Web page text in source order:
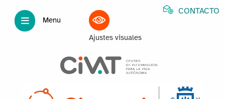
Menu
Ajustes visuales
CONTACTO